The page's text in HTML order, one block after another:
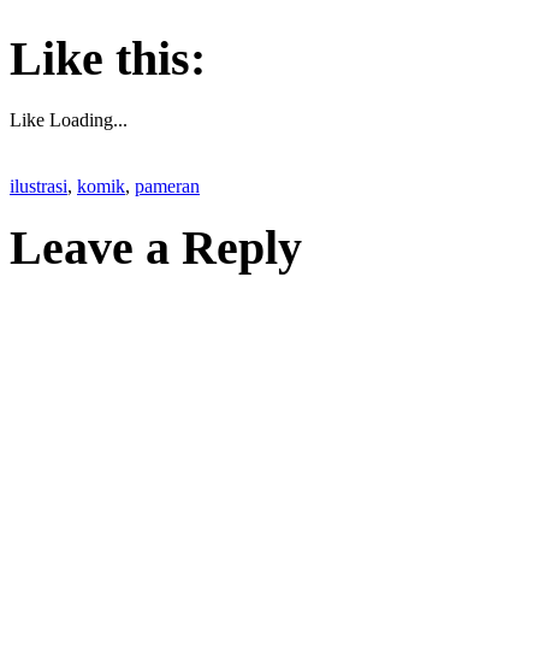
Like this:
Like Loading...
ilustrasi, komik, pameran
Leave a Reply